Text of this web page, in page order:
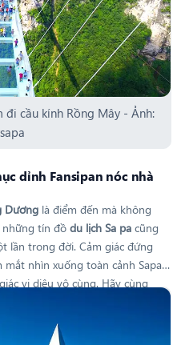
đi cầu kính Rồng Mây - Ảnh:
dỉnh Fansipan nóc nhà
Dương là điểm đến mà không
những tín đồ du lịch Sa pa cũng
lần trong đời. Cảm giác đứng
nhìn xuống toàn cảnh Sapa
vi diệu vô cùng. Hãy cùng
theo Tour Sapa giá rẻ tìm hiểu
này